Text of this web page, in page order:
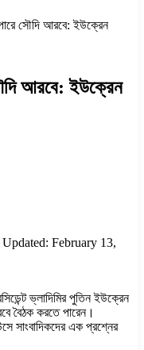
সৌদি আরবে: ইউক্রেন
আরবে: ইউক্রেন
February 13,
ভ্লাদিমির পুতিন ইউক্রেন
বৈঠক করতে পারেন।
সাংবাদিকদের এক প্রশ্নের